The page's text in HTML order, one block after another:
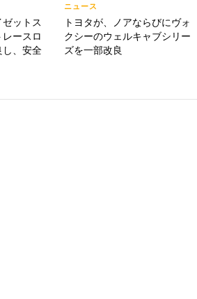
ットス
ースロ
し、安全
ニュース
トヨタが、ノアならびにヴォ
クシーのウェルキャブシリー
ズを一部改良